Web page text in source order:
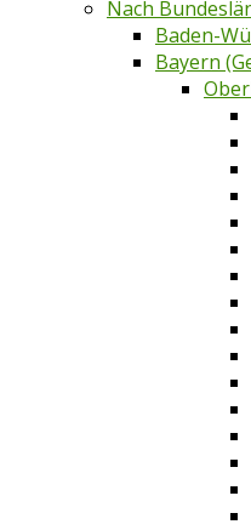
Nach
Baden-
Bayern